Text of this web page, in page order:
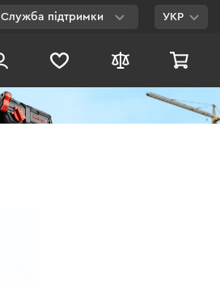
Служба підтримки
Viber
УКР